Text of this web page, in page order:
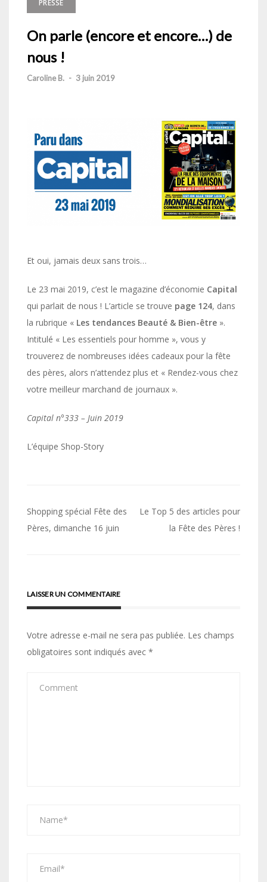
PRESSE
On parle (encore et encore…) de
nous !
Caroline B. - 3 juin 2019
Et oui, jamais deux sans trois…
Le 23 mai 2019, c’est le magazine d’économie Capital
qui parlait de nous ! L’article se trouve page 124, dans
la rubrique « Les tendances Beauté & Bien-être ».
Intitulé « Les essentiels pour homme », vous y
trouverez de nombreuses idées cadeaux pour la fête
des pères, alors n’attendez plus et « Rendez-vous chez
votre meilleur marchand de journaux ».
Capital n°333 – Juin 2019
L’équipe Shop-Story
Navigation
de
Shopping spécial Fête des
Pères, dimanche 16 juin
Le Top 5 des articles pour
la Fête des Pères !
LAISSER UN COMMENTAIRE
Votre adresse e-mail ne sera pas publiée. Les champs
obligatoires sont indiqués avec *